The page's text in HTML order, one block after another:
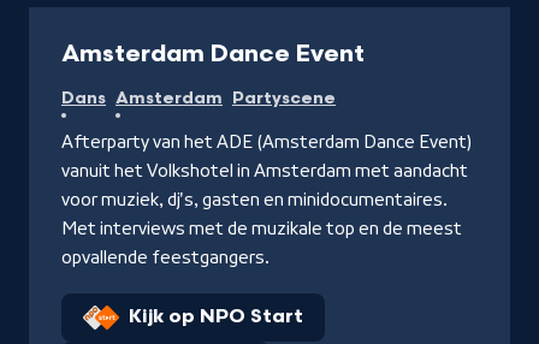
Amsterdam Dance Event
Dans Amsterdam Partyscene
Afterparty van het ADE (Amsterdam Dance Event)
vanuit het Volkshotel in Amsterdam met aandacht
voor muziek, dj's, gasten en minidocumentaires.
Met interviews met de muzikale top en de meest
opvallende feestgangers.
Kijk op NPO Start